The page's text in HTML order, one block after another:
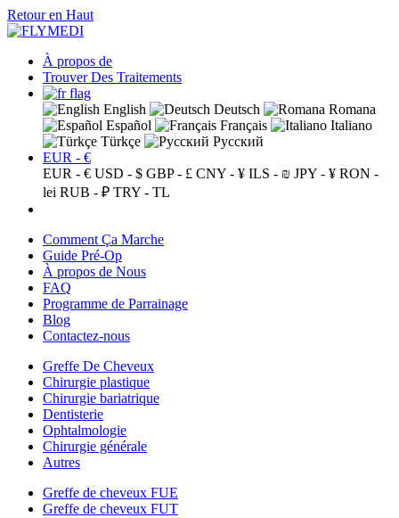
Retour en Haut
À propos de
Trouver Des Traitements
English Deutsch
Romana
Español
Français
Italiano
Türkçe
Русский
EUR - €
EUR - € USD - $ GBP - £ CNY - ¥ ILS - ₪ JPY - ¥ RON -
lei RUB - ₽ TRY - TL
Comment Ça Marche
Guide Pré-Op
À propos de Nous
FAQ
Programme de Parrainage
Blog
Contactez-nous
Greffe De Cheveux
Chirurgie plastique
Chirurgie bariatrique
Dentisterie
Ophtalmologie
Chirurgie générale
Autres
Greffe de cheveux FUE
Greffe de cheveux FUT